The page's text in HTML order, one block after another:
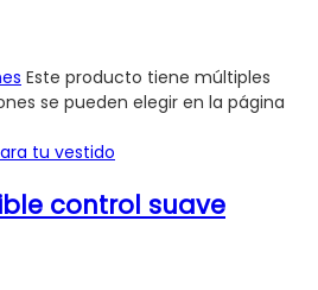
Este producto tiene múltiples
se pueden elegir en la página
tu vestido
control suave